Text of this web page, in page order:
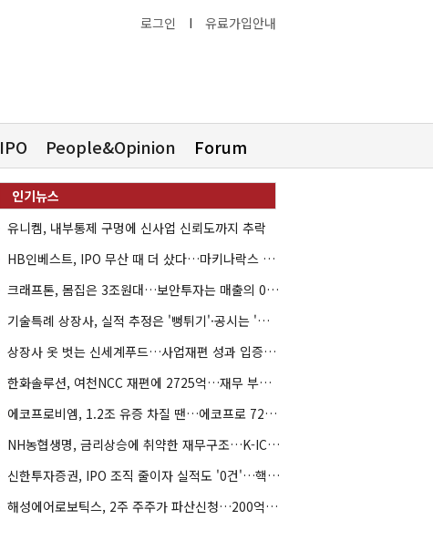
로그인 I 유료가입안내
IPO People&Opinion Forum
유니켐, 내부통제 구멍에 신사업 신뢰도까지 추락
HB인베스트, IPO 무산 때 더 샀다…마키나락스 투자 2.7배 회수
크래프톤, 몸집은 3조원대…보안투자는 매출의 0.4%
기술특례 상장사, 실적 추정은 '뻥튀기'·공시는 '누락'
상장사 옷 벗는 신세계푸드…사업재편 성과 입증할까
한화솔루션, 여천NCC 재편에 2725억…재무 부담 커지나
에코프로비엠, 1.2조 유증 차질 땐…에코프로 7270억 '독박'
NH농협생명, 금리상승에 취약한 재무구조…K-ICS 변동성 '주의보'
신한투자증권, IPO 조직 줄이자 실적도 '0건'…핵심 인력까지 이탈
해성에어로보틱스, 2주 주주가 파산신청…200억 CB 분쟁 확산